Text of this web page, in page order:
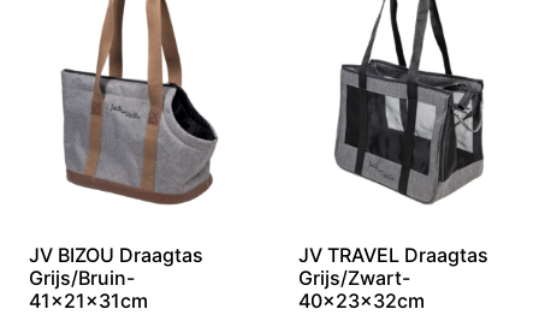
JV BIZOU Draagtas
Grijs/Bruin-
41x21x31cm
JV TRAVEL Draagtas
Grijs/Zwart-
40x23x32cm